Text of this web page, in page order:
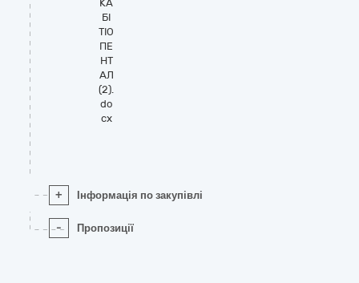
КА
БІ
ТІО
ПЕ
НТ
АЛ
(2).
do
cx
+ Інформація по закупівлі
- Пропозиції